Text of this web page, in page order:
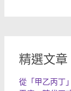
精選文章
從「甲乙丙丁